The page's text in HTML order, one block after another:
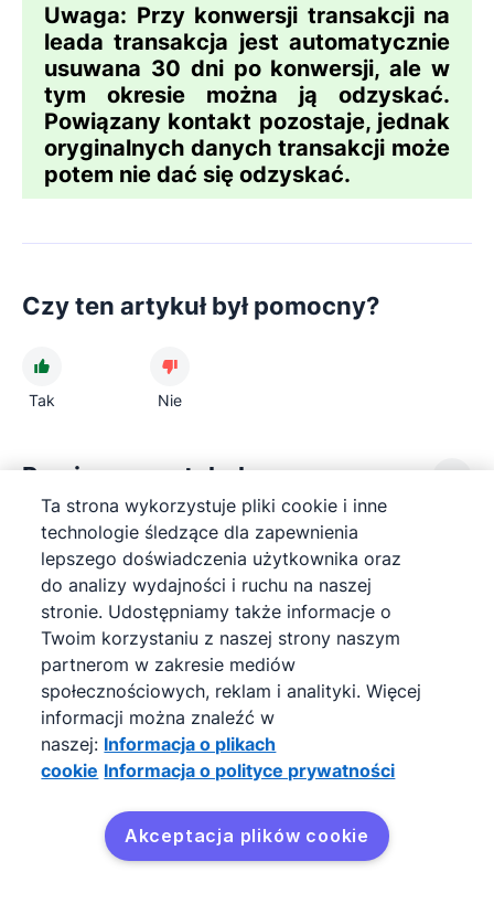
Uwaga: Przy konwersji transakcjina
leada transakcja jest automatycznie
usuwana 30 dni po konwersji, ale w
tym okresie można ją odzyskać.
Powiązany kontakt pozostaje, jednak
oryginalnych danych transakcji może
potem nie dać się odzyskać.
Czy ten artykuł był pomocny?
Tak Nie
Powiązane artykuły
Prawdopodobieństwo w Pipedrive
Importowanie followersów i uczestników
Szukaj: znajdowanie tego, czego potrzebujesz
Jak mogę ustawić prawdopodobieństwo etapu?
Aktualizowanie danych Pipedrive za pomocą
Ta strona wykorzystuje pliki cookie i inne
technologie śledzące dla zapewnienia
lepszego doświadczenia użytkownika oraz
do analizy wydajności i ruchu na naszej
stronie. Udostępniamy także informacje o
Twoim korzystaniu z naszej strony naszym
partnerom w zakresie mediów
społecznościowych, reklam i analityki. Więcej
informacji można znaleźć w
naszej: Informacja o plikach
cookie Informacja o polityce prywatności
Akceptacja plików cookie